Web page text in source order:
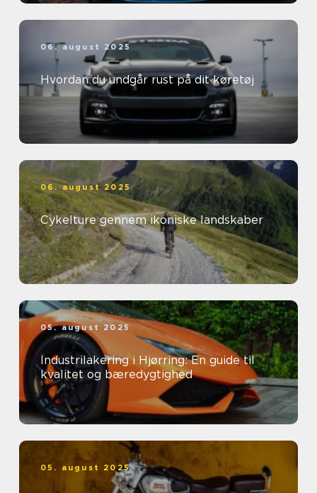
06. august 2025
Hvordan du undgår rust på dit køretøj
06. august 2025
Cykelture gennem ikoniske landskaber
05. august 2025
Industrilakering i Hjørring: En guide til
kvalitet og bæredygtighed
05. august 2025